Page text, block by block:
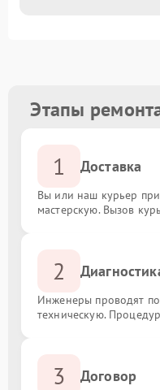
Этапы
1 Доставка
Вы или наш курьер
мастерскую. Вызов
2
Инженеры проводят
техническую.
3 Договор